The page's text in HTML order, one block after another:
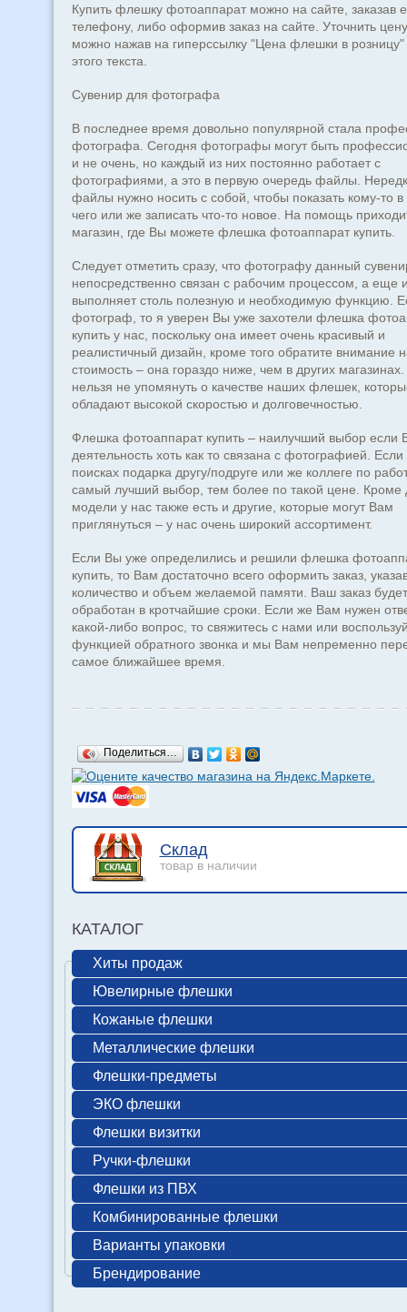
Купить флешку фотоаппарат можно на сайте, заказав
телефону, либо оформив заказ на сайте. Уточнить
можно нажав на гиперссылку "Цена флешки в розницу"
этого текста.
Сувенир для фотографа
В последнее время довольно популярной стала
фотографа. Сегодня фотографы могут быть
и не очень, но каждый из них постоянно работает с
фотографиями, а это в первую очередь файлы.
файлы нужно носить с собой, чтобы показать кому-то в
чего или же записать что-то новое. На помощь
магазин, где Вы можете флешка фотоаппарат купить.
Следует отметить сразу, что фотографу данный
непосредственно связан с рабочим процессом, а еще
выполняет столь полезную и необходимую функцию.
фотограф, то я уверен Вы уже захотели флешка
купить у нас, поскольку она имеет очень красивый и
реалистичный дизайн, кроме того обратите внимание
стоимость – она гораздо ниже, чем в других
нельзя не упомянуть о качестве наших флешек,
обладают высокой скоростью и долговечностью.
Флешка фотоаппарат купить – наилучший выбор если
деятельность хоть как то связана с фотографией.
поисках подарка другу/подруге или же коллеге по
самый лучший выбор, тем более по такой цене. Кроме
модели у нас также есть и другие, которые могут Вам
приглянуться – у нас очень широкий ассортимент.
Если Вы уже определились и решили флешка
купить, то Вам достаточно всего оформить заказ,
количество и объем желаемой памяти. Ваш заказ будет
обработан в кротчайшие сроки. Если же Вам нужен
какой-либо вопрос, то свяжитесь с нами или
функцией обратного звонка и мы Вам непременно
самое ближайшее время.
Поделиться…
Склад
товар в наличии
КАТАЛОГ
Хиты продаж
Ювелирные флешки
Кожаные флешки
Металлические флешки
Флешки-предметы
ЭКО флешки
Флешки визитки
Ручки-флешки
Флешки из ПВХ
Комбинированные флешки
Варианты упаковки
Брендирование